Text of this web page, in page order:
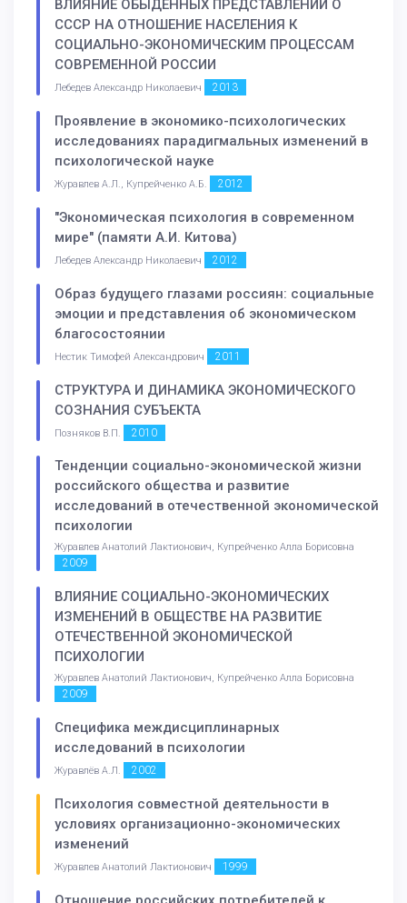
ВЛИЯНИЕ ОБЫДЕННЫХ ПРЕДСТАВЛЕНИЙ О
СССР НА ОТНОШЕНИЕ НАСЕЛЕНИЯ К
СОЦИАЛЬНО-ЭКОНОМИЧЕСКИМ ПРОЦЕССАМ
СОВРЕМЕННОЙ РОССИИ
Лебедев Александр Николаевич 2013
Проявление в экономико-психологических
исследованиях парадигмальных изменений в
психологической науке
Журавлев А.Л., Купрейченко А.Б. 2012
"Экономическая психология в современном
мире" (памяти А.И. Китова)
Лебедев Александр Николаевич 2012
Образ будущего глазами россиян: социальные
эмоции и представления об экономическом
благосостоянии
Нестик Тимофей Александрович 2011
СТРУКТУРА И ДИНАМИКА ЭКОНОМИЧЕСКОГО
СОЗНАНИЯ СУБЪЕКТА
Позняков В.П. 2010
Тенденции социально-экономической жизни
российского общества и развитие
исследований в отечественной экономической
психологии
Журавлев Анатолий Лактионович, Купрейченко Алла Борисовна
2009
ВЛИЯНИЕ СОЦИАЛЬНО-ЭКОНОМИЧЕСКИХ
ИЗМЕНЕНИЙ В ОБЩЕСТВЕ НА РАЗВИТИЕ
ОТЕЧЕСТВЕННОЙ ЭКОНОМИЧЕСКОЙ
ПСИХОЛОГИИ
Журавлев Анатолий Лактионович, Купрейченко Алла Борисовна
2009
Специфика междисциплинарных
исследований в психологии
Журавлёв А.Л. 2002
Психология совместной деятельности в
условиях организационно-экономических
изменений
Журавлев Анатолий Лактионович 1999